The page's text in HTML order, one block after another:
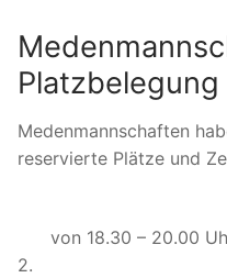
Medenmannschaften
reservierte Plätze und
von 18.30 – 20.00
2.